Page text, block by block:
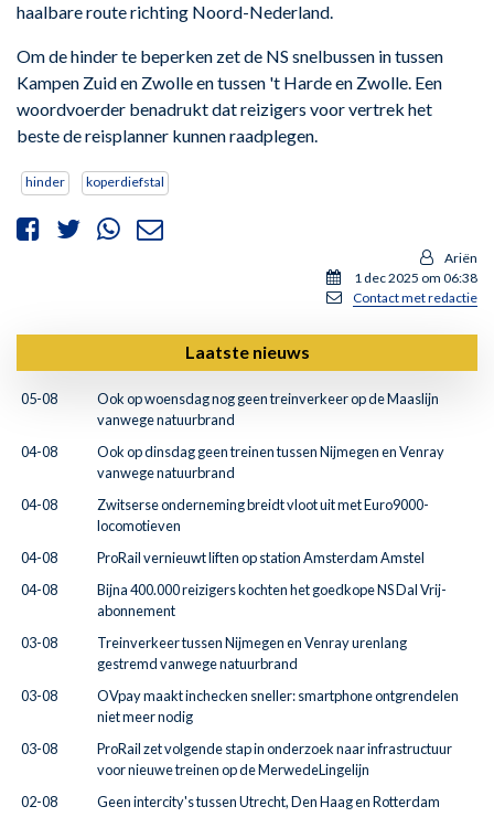
haalbare route richting Noord-Nederland.
Om de hinder te beperken zet de NS snelbussen in tussen
Kampen Zuid en Zwolle en tussen 't Harde en Zwolle. Een
woordvoerder benadrukt dat reizigers voor vertrek het
beste de reisplanner kunnen raadplegen.
hinder koperdiefstal
Ariën
1 dec 2025 om 06:38
Contact met redactie
Laatste nieuws
05-08
Ook op woensdag nog geen treinverkeer op de Maaslijn
vanwege natuurbrand
04-08
Ook op dinsdag geen treinen tussen Nijmegen en Venray
vanwege natuurbrand
04-08
Zwitserse onderneming breidt vloot uit met Euro9000-
locomotieven
04-08
ProRail vernieuwt liften op station Amsterdam Amstel
04-08
Bijna 400.000 reizigers kochten het goedkope NS Dal Vrij-
abonnement
03-08
Treinverkeer tussen Nijmegen en Venray urenlang
gestremd vanwege natuurbrand
03-08
OVpay maakt inchecken sneller: smartphone ontgrendelen
niet meer nodig
03-08
ProRail zet volgende stap in onderzoek naar infrastructuur
voor nieuwe treinen op de MerwedeLingelijn
02-08
Geen intercity's tussen Utrecht, Den Haag en Rotterdam